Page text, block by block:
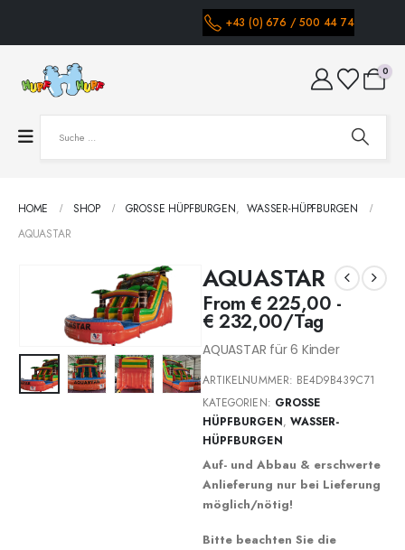
+43 (0) 676 / 500 44 74
0
HOME SHOP GROSSE HÜPFBURGEN , WASSER-HÜPFBURGEN
AQUASTAR
AQUASTAR
From € 225,00 -
€ 232,00/Tag
AQUASTAR für 6 Kinder
ARTIKELNUMMER: BE4D9B439C71
KATEGORIEN: GROSSE H
ÜPFBURGEN
, WASSER-
HÜPFBURGEN
Auf- und Abbau & erschwerte
Anlieferung nur bei Lieferung
möglich/nötig!
Bitte beachten Sie die